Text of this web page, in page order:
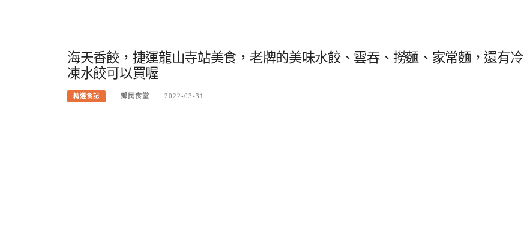
海天香餃，捷運龍山寺站美食，老牌的美味水餃、雲吞、撈麵、家常麵，還有冷
凍水餃可以買喔
精選食記 鄉民食堂 2022-03-31